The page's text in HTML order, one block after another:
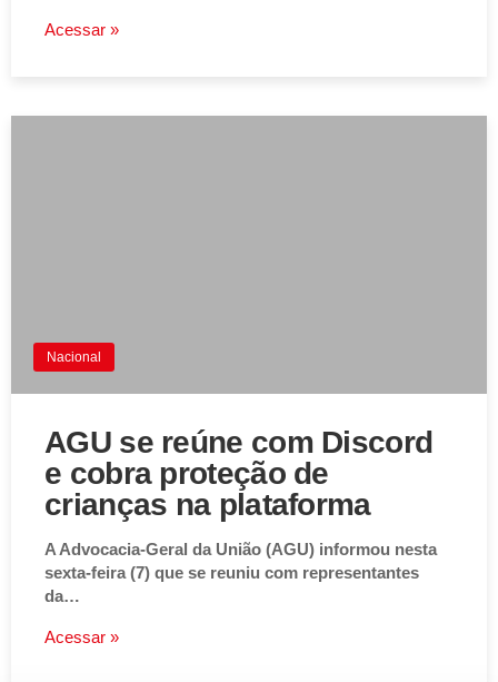
Acessar »
Nacional
AGU se reúne com Discord
e cobra proteção de
crianças na plataforma
A Advocacia-Geral da União (AGU) informou nesta
sexta-feira (7) que se reuniu com representantes
da…
Acessar »